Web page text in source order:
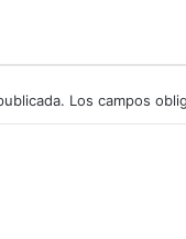
Los campos